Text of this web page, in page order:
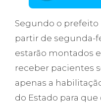
Segundo o prefeito
partir de segunda-
estarão montados
receber pacientes
apenas a
do Estado para